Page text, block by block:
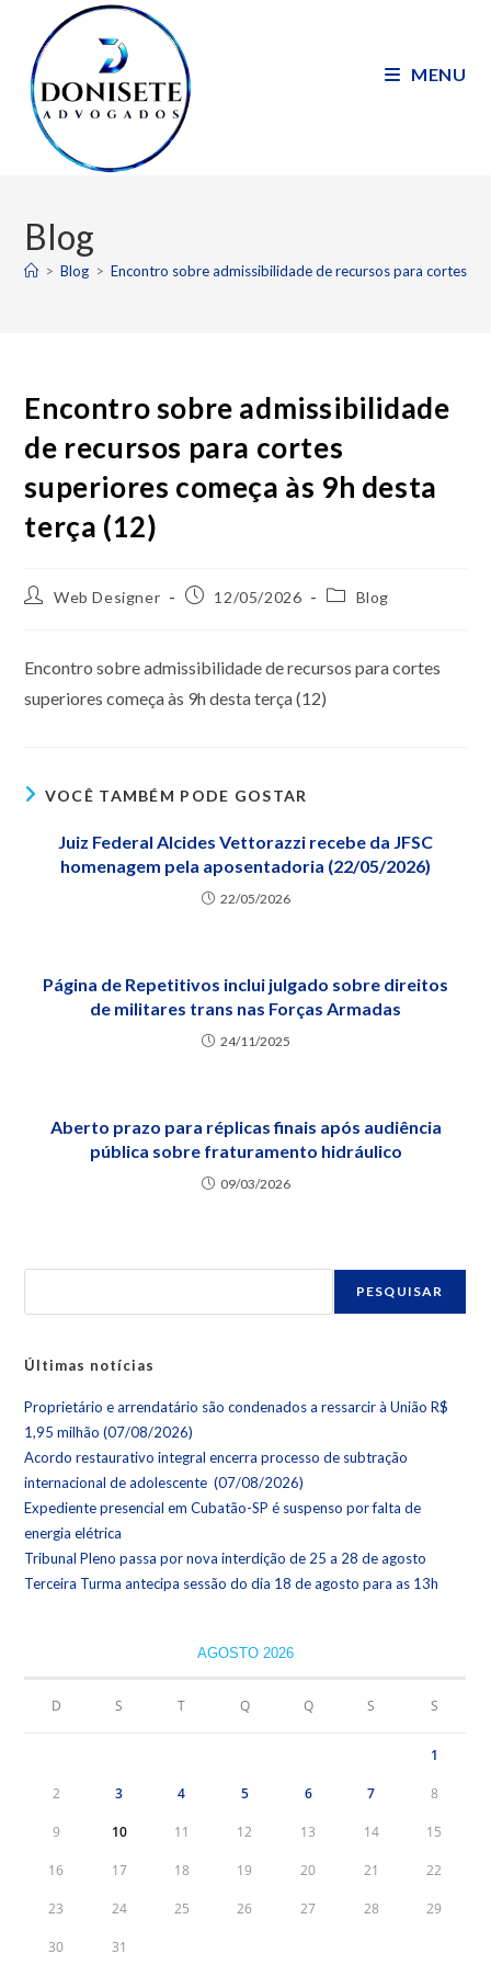
MENU
Blog
> Blog > Encontro sobre admissibilidade de recursos para cortes
Encontro sobre admissibilidade
de recursos para cortes
superiores começa às 9h desta
terça (12)
Web Designer 12/05/2026 Blog
Encontro sobre admissibilidade de recursos para cortes
superiores começa às 9h desta terça (12)
VOCÊ TAMBÉM PODE GOSTAR
Juiz Federal Alcides Vettorazzi recebe da JFSC
homenagem pela aposentadoria (22/05/2026)
22/05/2026
Página de Repetitivos inclui julgado sobre direitos
de militares trans nas Forças Armadas
24/11/2025
Aberto prazo para réplicas finais após audiência
pública sobre fraturamento hidráulico
09/03/2026
PESQUISAR
Últimas notícias
Proprietário e arrendatário são condenados a ressarcir à União R$
1,95 milhão (07/08/2026)
Acordo restaurativo integral encerra processo de subtração
internacional de adolescente (07/08/2026)
Expediente presencial em Cubatão-SP é suspenso por falta de
energia elétrica
Tribunal Pleno passa por nova interdição de 25 a 28 de agosto
Terceira Turma antecipa sessão do dia 18 de agosto para as 13h
AGOSTO 2026
D S T Q Q S S
1
2 3 4 5 6 7 8
9 10 11 12 13 14 15
16 17 18 19 20 21 22
23 24 25 26 27 28 29
30 31